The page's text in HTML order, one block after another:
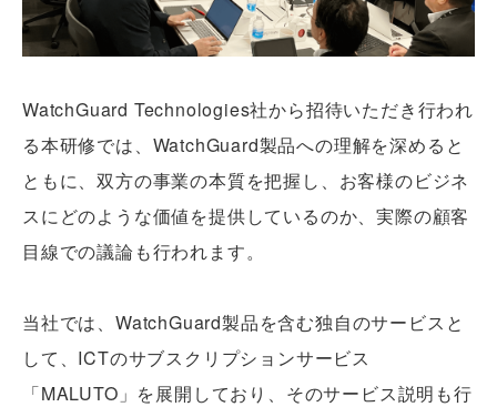
WatchGuard Technologies社から招待いただき行われ
る本研修では、WatchGuard製品への理解を深めると
ともに、双方の事業の本質を把握し、お客様のビジネ
スにどのような価値を提供しているのか、実際の顧客
目線での議論も行われます。
当社では、WatchGuard製品を含む独自のサービスと
して、ICTのサブスクリプションサービス
「MALUTO」を展開しており、そのサービス説明も行